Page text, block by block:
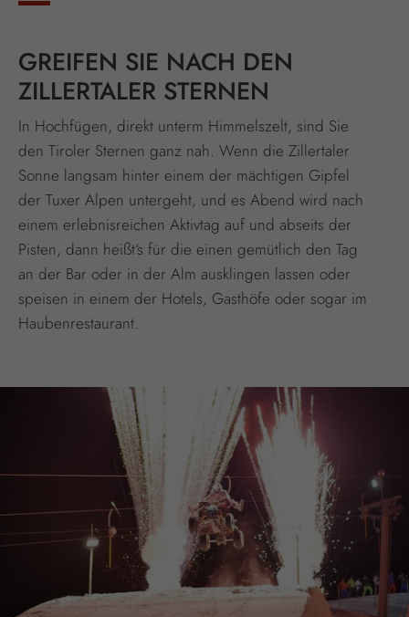
GREIFEN SIE NACH DEN
ZILLERTALER STERNEN
In Hochfügen, direkt unterm Himmelszelt, sind Sie
den Tiroler Sternen ganz nah. Wenn die Zillertaler
Sonne langsam hinter einem der mächtigen Gipfel
der Tuxer Alpen untergeht, und es Abend wird nach
einem erlebnisreichen Aktivtag auf und abseits der
Pisten, dann heißt‘s für die einen gemütlich den Tag
an der Bar oder in der Alm ausklingen lassen oder
speisen in einem der Hotels, Gasthöfe oder sogar im
Haubenrestaurant.